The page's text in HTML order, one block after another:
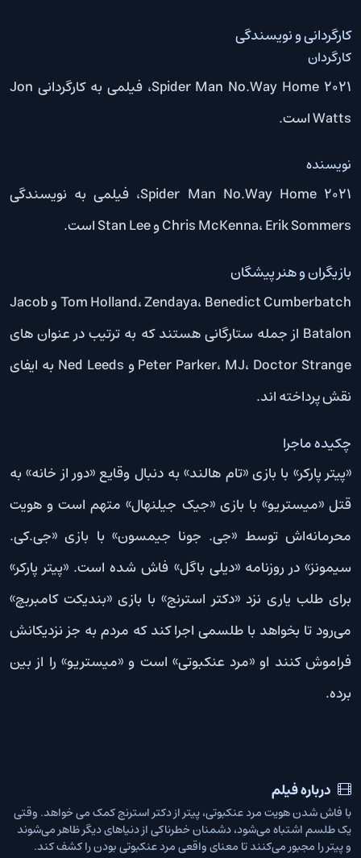
کارگردانی و نویسندگی
کارگردان
Spider Man No.Way Home 2021، فیلمی به کارگردانی Jon
Watts است.
نویسنده
Spider Man No.Way Home 2021، فیلمی به نویسندگی
Chris McKenna، Erik Sommers و Stan Lee است.
بازیگران و هنر پیشگان
Tom Holland، Zendaya، Benedict Cumberbatch و Jacob
Batalon از جمله ستارگانی هستند که به ترتیب در عنوان های
Peter Parker، MJ، Doctor Strange و Ned Leeds به ایفای
نقش پرداخته اند.
چکیده ماجرا
«پیتر پارکر» با بازی «تام هالند» به دنبال وقایع «دور از خانه» به
قتل «میستریو» با بازی «جیک جیلنهال» متهم است و هویت
محرمانه‌اش توسط «جی. جونا جیمسون» با بازی «جی.کی.
سیمونز» در روزنامه «دیلی باگل» فاش شده است. «پیتر پارکر»
برای طلب یاری نزد «دکتر استرنج» با بازی «بندیکت کامبربچ»
می‌رود تا بخواهد با طلسمی اجرا کند که مردم به جز نزدیکانش
فراموش کنند او «مرد عنکبوتی» است و «میستریو» را از بین
برده.
درباره فیلم
با فاش شدن هویت مرد عنکبوتی، پیتر از دکتر استرنج کمک می خواهد. وقتی
یک طلسم اشتباه می‌شود، دشمنان خطرناکی از دنیاهای دیگر ظاهر می‌شوند
و پیتر را مجبور می‌کنند تا معنای واقعی مرد عنکبوتی بودن را کشف کند.